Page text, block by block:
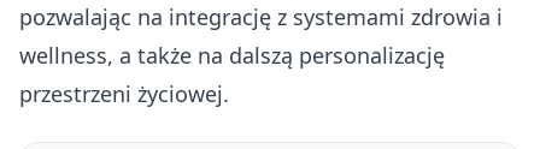
pozwalając na integrację z systemami zdrowia i
wellness, a także na dalszą personalizację
przestrzeni życiowej.